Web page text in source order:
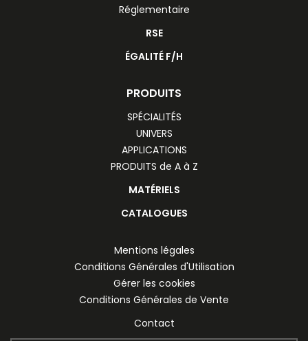
Réglementaire
RSE
ÉGALITÉ F/H
PRODUITS
SPÉCIALITÉS
UNIVERS
APPLICATIONS
PRODUITS de A à Z
MATÉRIELS
CATALOGUES
Mentions légales
Conditions Générales d'Utilisation
Gérer les cookies
Conditions Générales de Vente
Contact